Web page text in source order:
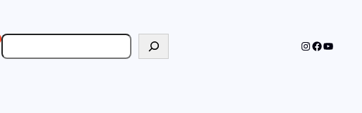
Rechercher Instagram